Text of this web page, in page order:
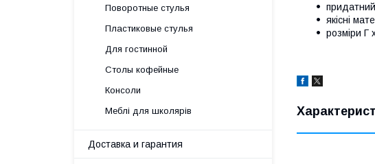
якісні
розміри Г
Поворотные стулья
Пластиковые стулья
Для гостинной
Столы кофейные
Консоли
Меблі для школярів
Доставка и гарантия